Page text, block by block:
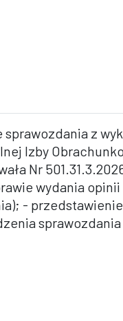
z
Izby
Nr
wydania
-